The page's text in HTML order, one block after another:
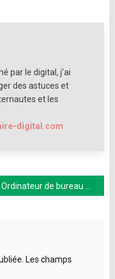
par le digital, j'ai
des astuces et
et les
digital.com
Les champs